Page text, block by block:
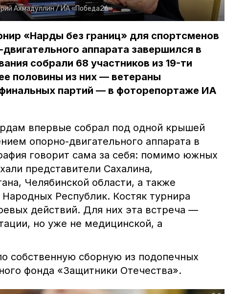
Ахмадуллин /ИА «Победа26»
«Нарды без границ» для спортсменов
аппарата завершился в
собрали 68 участников из 19-ти
половины из них — ветераны
партий — в фоторепортаже ИА
впервые собрал под одной крышей
опорно-двигательного аппарата в
говорит сама за себя: помимо южных
представители Сахалина,
Челябинской области, а также
Республик. Костяк турнира
действий. Для них эта встреча —
но уже не медицинской, а
собственную сборную из подопечных
фонда «Защитники Отечества».